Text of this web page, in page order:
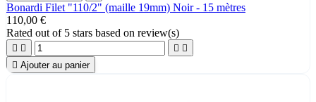
Bonardi Filet "110/2" (maille 19mm) Noir - 15 mètres
110,00 €
Rated out of 5 stars based on review(s)
   
 Ajouter au panier